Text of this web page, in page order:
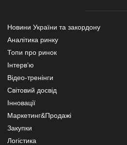
Новини України та закордону
Аналітика ринку
Топи про ринок
Інтерв’ю
Відео-тренінги
Світовий досвід
Інновації
Маркетинг&Продажі
Закупки
Логістика